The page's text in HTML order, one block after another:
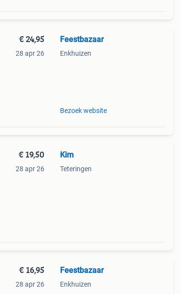
€ 24,95
28 apr 26
Feestbazaar
Enkhuizen
Bezoek website
€ 19,50
28 apr 26
Kim
Teteringen
€ 16,95
28 apr 26
Feestbazaar
Enkhuizen